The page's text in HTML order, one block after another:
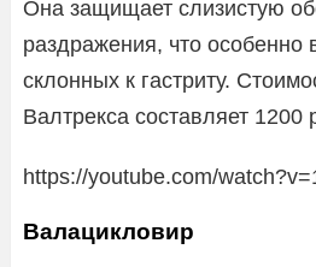
Она защищает слизистую
раздражения, что
склонных к гастриту.
Валтрекса составляет 1200
https://youtube.com/
Валацикловир